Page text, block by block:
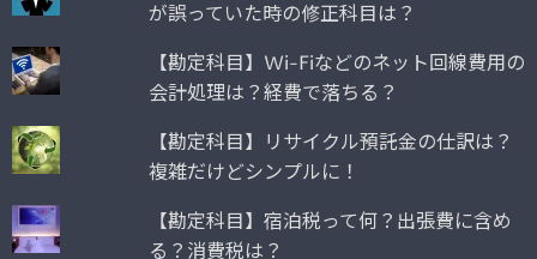
が誤っていた時の修正科目は？
【勘定科目】Wi-Fiなどのネット回線費用の
会計処理は？経費で落ちる？
【勘定科目】リサイクル預託金の仕訳は？
複雑だけどシンプルに！
【勘定科目】宿泊税って何？出張費に含め
る？消費税は？